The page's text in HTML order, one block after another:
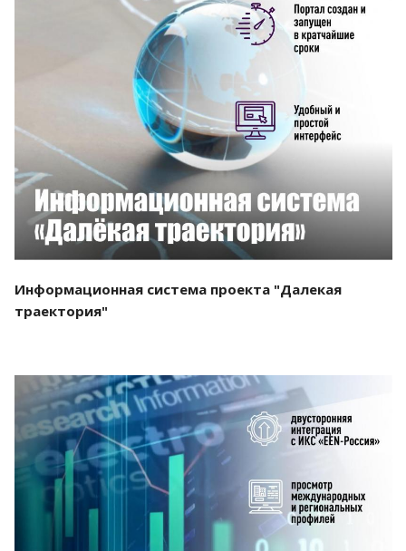
Смотреть проект
Информационная система проекта "Далекая
траектория"
Смотреть проект